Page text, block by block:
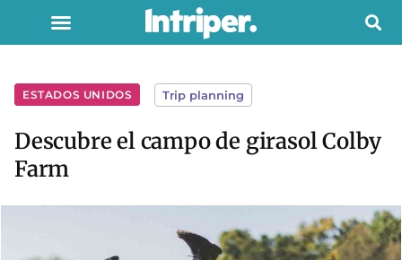
ESTADOS UNIDOS Trip planning
Descubre el campo de girasol Colby
Farm